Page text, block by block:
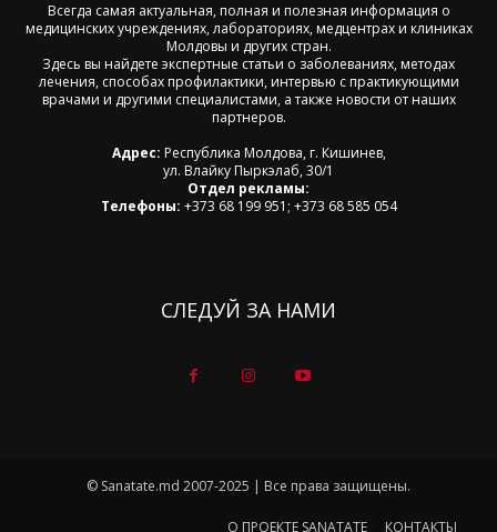
Всегда самая актуальная, полная и полезная информация о
медицинских учреждениях, лабораториях, медцентрах и клиниках
Молдовы и других стран.
Здесь вы найдете экспертные статьи о заболеваниях, методах
лечения, способах профилактики, интервью с практикующими
врачами и другими специалистами, а также новости от наших
партнеров.
Адрес: Республика Молдова, г. Кишинев,
ул. Влайку Пыркэлаб, 30/1
Отдел рекламы:
Телефоны: +373 68 199 951; +373 68 585 054
СЛЕДУЙ ЗА НАМИ
© Sanatate.md 2007-2025 | Все права защищены.
О ПРОЕКТЕ SANATATE КОНТАКТЫ